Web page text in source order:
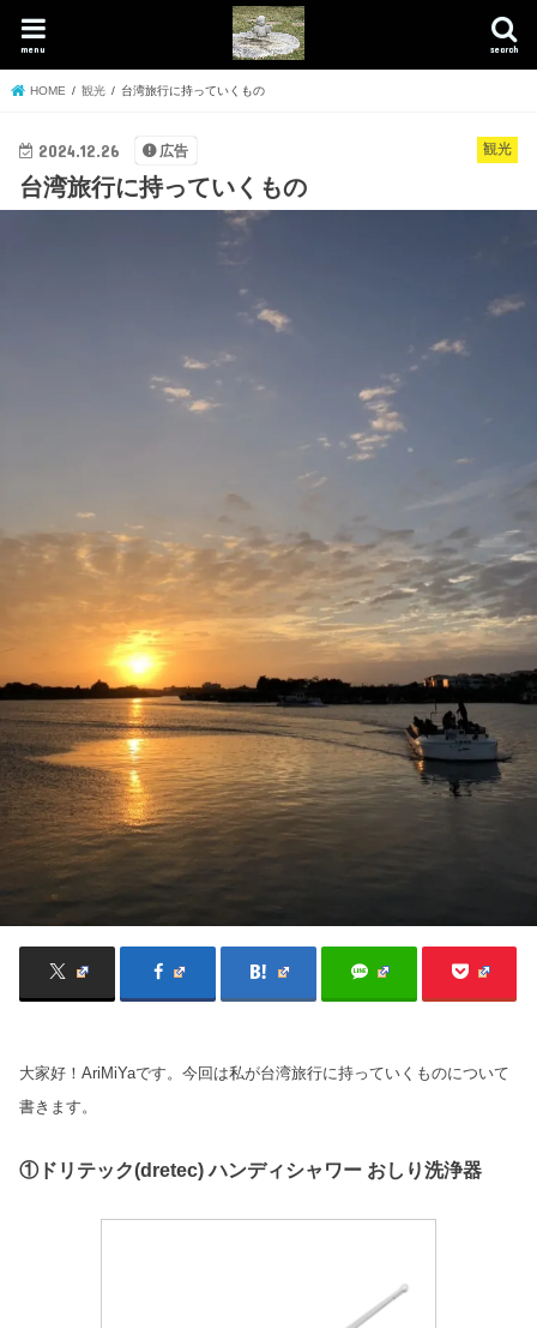
search
menu
HOME 観光 台湾旅行に持っていくもの
観光
2024.12.26 広告
台湾旅行に持っていくもの
大家好！AriMiYaです。今回は私が台湾旅行に持っていくものについて
書きます。
①ドリテック(dretec) ハンディシャワー おしり洗浄器